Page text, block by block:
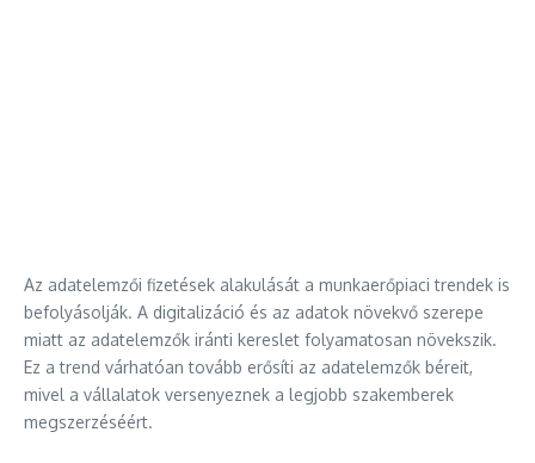
Az adatelemzői fizetések alakulását a munkaerőpiaci trendek is
befolyásolják. A digitalizáció és az adatok növekvő szerepe
miatt az adatelemzők iránti kereslet folyamatosan növekszik.
Ez a trend várhatóan tovább erősíti az adatelemzők béreit,
mivel a vállalatok versenyeznek a legjobb szakemberek
megszerzéséért.